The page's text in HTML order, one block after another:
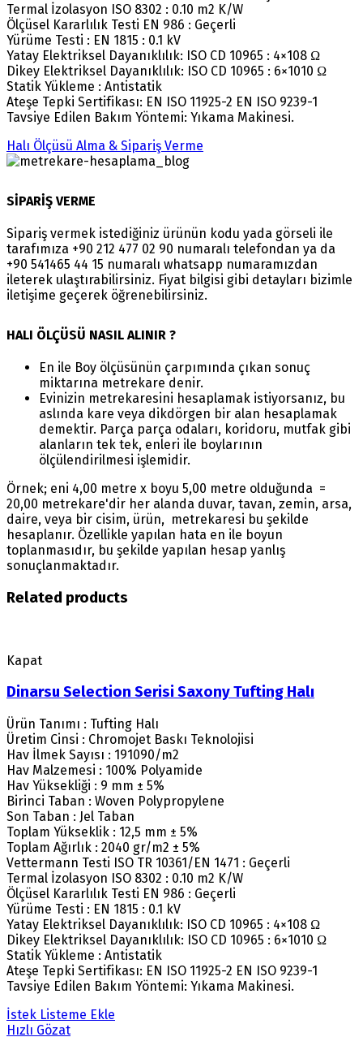
Termal İzolasyon ISO 8302 : 0.10 m2 K/W
Ölçüsel Kararlılık Testi EN 986 : Geçerli
Yürüme Testi : EN 1815 : 0.1 kV
Yatay Elektriksel Dayanıklılık: ISO CD 10965 : 4×108 Ω
Dikey Elektriksel Dayanıklılık: ISO CD 10965 : 6×1010 Ω
Statik Yükleme : Antistatik
Ateşe Tepki Sertifikası: EN ISO 11925-2 EN ISO 9239-1
Tavsiye Edilen Bakım Yöntemi: Yıkama Makinesi.
Halı Ölçüsü Alma & Sipariş Verme
SİPARİŞ VERME
Sipariş vermek istediğiniz ürünün kodu yada görseli ile
tarafımıza +90 212 477 02 90 numaralı telefondan ya da
+90 541465 44 15 numaralı whatsapp numaramızdan
ileterek ulaştırabilirsiniz. Fiyat bilgisi gibi detayları bizimle
iletişime geçerek öğrenebilirsiniz.
HALI ÖLÇÜSÜ NASIL ALINIR ?
En ile Boy ölçüsünün çarpımında çıkan sonuç
miktarına metrekare denir.
Evinizin metrekaresini hesaplamak istiyorsanız, bu
aslında kare veya dikdörgen bir alan hesaplamak
demektir. Parça parça odaları, koridoru, mutfak gibi
alanların tek tek, enleri ile boylarının
ölçülendirilmesi işlemidir.
Örnek; eni 4,00 metre x boyu 5,00 metre olduğunda =
20,00 metrekare'dir her alanda duvar, tavan, zemin, arsa,
daire, veya bir cisim, ürün, metrekaresi bu şekilde
hesaplanır. Özellikle yapılan hata en ile boyun
toplanmasıdır, bu şekilde yapılan hesap yanlış
sonuçlanmaktadır.
Related products
Kapat
Dinarsu Selection Serisi Saxony Tufting Halı
Ürün Tanımı : Tufting Halı
Üretim Cinsi : Chromojet Baskı Teknolojisi
Hav İlmek Sayısı : 191090/m2
Hav Malzemesi : 100% Polyamide
Hav Yüksekliği : 9 mm ± 5%
Birinci Taban : Woven Polypropylene
Son Taban : Jel Taban
Toplam Yükseklik : 12,5 mm ± 5%
Toplam Ağırlık : 2040 gr/m2 ± 5%
Vettermann Testi ISO TR 10361/EN 1471 : Geçerli
Termal İzolasyon ISO 8302 : 0.10 m2 K/W
Ölçüsel Kararlılık Testi EN 986 : Geçerli
Yürüme Testi : EN 1815 : 0.1 kV
Yatay Elektriksel Dayanıklılık: ISO CD 10965 : 4×108 Ω
Dikey Elektriksel Dayanıklılık: ISO CD 10965 : 6×1010 Ω
Statik Yükleme : Antistatik
Ateşe Tepki Sertifikası: EN ISO 11925-2 EN ISO 9239-1
Tavsiye Edilen Bakım Yöntemi: Yıkama Makinesi.
İstek Listeme Ekle
Hızlı Gözat